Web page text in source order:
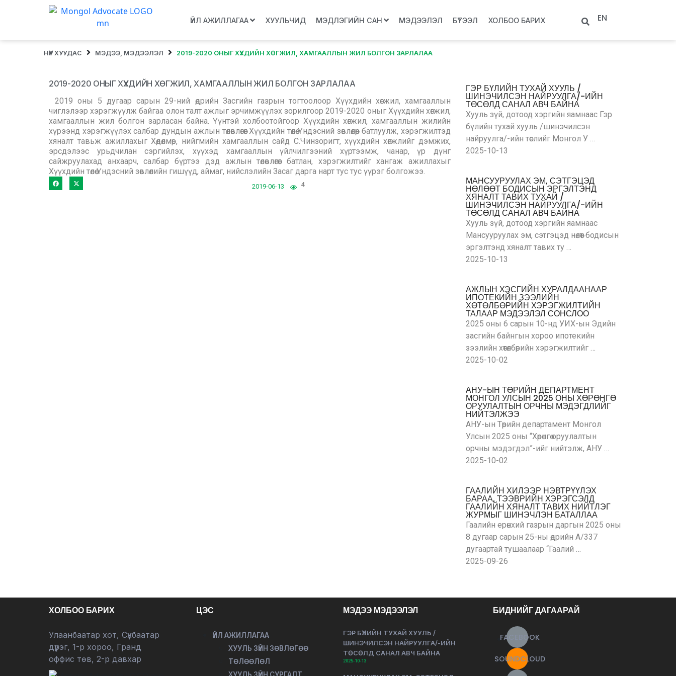
ҮЙЛ АЖИЛЛАГАА ХУУЛЬЧИД МЭДЛЭГИЙН САН МЭДЭЭЛЭЛ БҮТЭЭЛ ХОЛБОО БАРИХ EN
НҮҮР ХУУДАС МЭДЭЭ, МЭДЭЭЛЭЛ 2019-2020 ОНЫГ ХҮҮХДИЙН ХӨГЖИЛ, ХАМГААЛЛЫН ЖИЛ БОЛГОН ЗАРЛАЛАА
2019-2020 ОНЫГ ХҮҮХДИЙН ХӨГЖИЛ, ХАМГААЛЛЫН ЖИЛ БОЛГОН ЗАРЛАЛАА
2019 оны 5 дугаар сарын 29-ний өдрийн Засгийн газрын тогтоолоор Хүүхдийн хөгжил, хамгааллын
чиглэлээр хэрэгжүүлж байгаа олон талт ажлыг эрчимжүүлэх зорилгоор 2019-2020 оныг Хүүхдийн хөгжил,
хамгааллын жил болгон зарласан байна. Үүнтэй холбоотойгоор Хүүхдийн хөгжил, хамгааллын жилийн
хүрээнд хэрэгжүүлэх салбар дундын ажлын төлөвлөгөөг Хүүхдийн төлөө Үндэсний зөвлөлөөр батлуулж, хэрэгжилтэд
хяналт тавьж ажиллахыг Хөдөлмөр, нийгмийн хамгааллын сайд С.Чинзоригт, хүүхдийн хөгжлийг дэмжих,
эрсдэлээс урьдчилан сэргийлэх, хүүхэд хамгааллын үйлчилгээний хүртээмж, чанар, үр дүнг
сайжруулахад анхаарч, салбар бүртээ дэд ажлын төлөвлөгөөг батлан, хэрэгжилтийг хангаж ажиллахыг
Хүүхдийн төлөө Үндэсний зөвлөлийн гишүүд, аймаг, нийслэлийн Засаг дарга нарт тус тус үүрэг болгожээ.
2019-06-13 4
ГЭР БҮЛИЙН ТУХАЙ ХУУЛЬ /
ШИНЭЧИЛСЭН НАЙРУУЛГА/-ИЙН
ТӨСӨЛД САНАЛ АВЧ БАЙНА
Хууль зүй, дотоод хэргийн яамнаас Гэр
бүлийн тухай хууль /шинэчилсэн
найруулга/-ийн төслийг Монгол У …
2025-10-13
МАНСУУРУУЛАХ ЭМ, СЭТГЭЦЭД
НӨЛӨӨТ БОДИСЫН ЭРГЭЛТЭНД
ХЯНАЛТ ТАВИХ ТУХАЙ /
ШИНЭЧИЛСЭН НАЙРУУЛГА/-ИЙН
ТӨСӨЛД САНАЛ АВЧ БАЙНА
Хууль зүй, дотоод хэргийн яамнаас
Мансууруулах эм, сэтгэцэд нөлөөт бодисын
эргэлтэнд хяналт тавих ту …
2025-10-13
АЖЛЫН ХЭСГИЙН ХУРАЛДААНААР
ИПОТЕКИЙН ЗЭЭЛИЙН
ХӨТӨЛБӨРИЙН ХЭРЭГЖИЛТИЙН
ТАЛААР МЭДЭЭЛЭЛ СОНСЛОО
2025 оны 6 сарын 10-нд УИХ-ын Эдийн
засгийн байнгын хороо ипотекийн
зээлийн хөтөлбөрийн хэрэгжилтийг …
2025-10-02
АНУ-ЫН ТӨРИЙН ДЕПАРТМЕНТ
МОНГОЛ УЛСЫН 2025 ОНЫ ХӨРӨНГӨ
ОРУУЛАЛТЫН ОРЧНЫ МЭДЭГДЛИЙГ
НИЙТЭЛЖЭЭ
АНУ-ын Төрийн департамент Монгол
Улсын 2025 оны “Хөрөнгө оруулалтын
орчны мэдэгдэл”-ийг нийтэлж, АНУ …
2025-10-02
ГААЛИЙН ХИЛЭЭР НЭВТРҮҮЛЭХ
БАРАА, ТЭЭВРИЙН ХЭРЭГСЭЛД
ГААЛИЙН ХЯНАЛТ ТАВИХ НИЙТЛЭГ
ЖУРМЫГ ШИНЭЧЛЭН БАТАЛЛАА
Гаалийн ерөнхий газрын даргын 2025 оны
8 дугаар сарын 25-ны өдрийн А/337
дугаартай тушаалаар “Гаалий …
2025-09-26
ХОЛБОО БАРИХ
Улаанбаатар хот, Сүхбаатар
дүүрэг, 1-р хороо, Гранд
оффис төв, 2-р давхар
ЦЭС
ҮЙЛ АЖИЛЛАГАА
ХУУЛЬ ЗҮЙН ЗӨВЛӨГӨӨ
ТӨЛӨӨЛӨЛ
МЭДЭЭ МЭДЭЭЛЭЛ
ГЭР БҮЛИЙН ТУХАЙ ХУУЛЬ /
ШИНЭЧИЛСЭН НАЙРУУЛГА/-ИЙН
ТӨСӨЛД САНАЛ АВЧ БАЙНА
2025-10-13
БИДНИЙГ ДАГААРАЙ
FACEBOOK
SOUNDCLOUD